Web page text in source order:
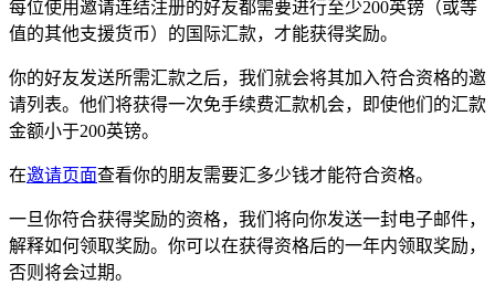
每位使用邀请连结注册的好友都需要进行至少200英镑（或等
值的其他支援货币）的国际汇款，才能获得奖励。
你的好友发送所需汇款之后，我们就会将其加入符合资格的邀
请列表。他们将获得一次免手续费汇款机会，即使他们的汇款
金额小于200英镑。
在邀请页面查看你的朋友需要汇多少钱才能符合资格。
一旦你符合获得奖励的资格，我们将向你发送一封电子邮件，
解释如何领取奖励。你可以在获得资格后的一年内领取奖励，
否则将会过期。